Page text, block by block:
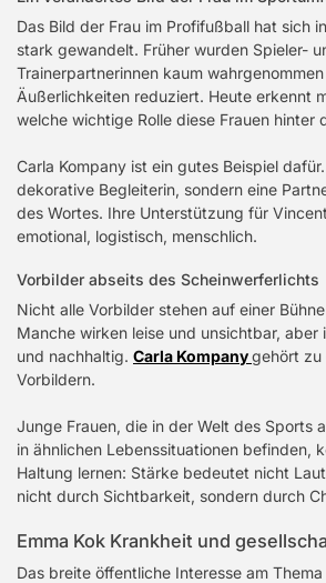
Das Bild der Frau im Profifußball hat sich
stark gewandelt. Früher wurden Spieler-
Trainerpartnerinnen kaum
Äußerlichkeiten reduziert. Heute erkennt
welche wichtige Rolle diese Frauen hinter
Carla Kompany ist ein gutes Beispiel
dekorative Begleiterin, sondern eine
des Wortes. Ihre Unterstützung für
emotional, logistisch, menschlich.
Vorbilder abseits des Scheinwerferlichts
Nicht alle Vorbilder stehen auf einer
Manche wirken leise und unsichtbar, aber
und nachhaltig. Carla Kompanygehört zu
Vorbildern.
Junge Frauen, die in der Welt des Sports
in ähnlichen Lebenssituationen befinden,
Haltung lernen: Stärke bedeutet nicht
nicht durch Sichtbarkeit, sondern durch
Emma Kok Krankheit und
Das breite öffentliche Interesse am